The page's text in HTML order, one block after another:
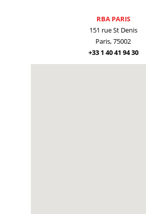
RBA PARIS
151 rue St Denis
Paris, 75002
+33 1 40 41 94 30